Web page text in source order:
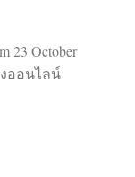
23 October
ออนไลน์